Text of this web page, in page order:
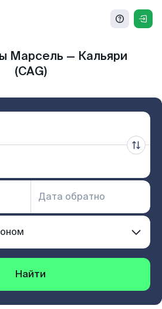
Марсель — Кальяри
(CAG)
Найти